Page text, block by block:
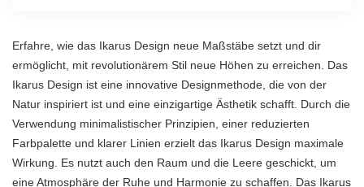
Erfahre, wie das Ikarus Design neue Maßstäbe setzt und dir
ermöglicht, mit revolutionärem Stil neue Höhen zu erreichen. Das
Ikarus Design ist eine innovative Designmethode, die von der
Natur inspiriert ist und eine einzigartige Ästhetik schafft. Durch die
Verwendung minimalistischer Prinzipien, einer reduzierten
Farbpalette und klarer Linien erzielt das Ikarus Design maximale
Wirkung. Es nutzt auch den Raum und die Leere geschickt, um
eine Atmosphäre der Ruhe und Harmonie zu schaffen. Das Ikarus